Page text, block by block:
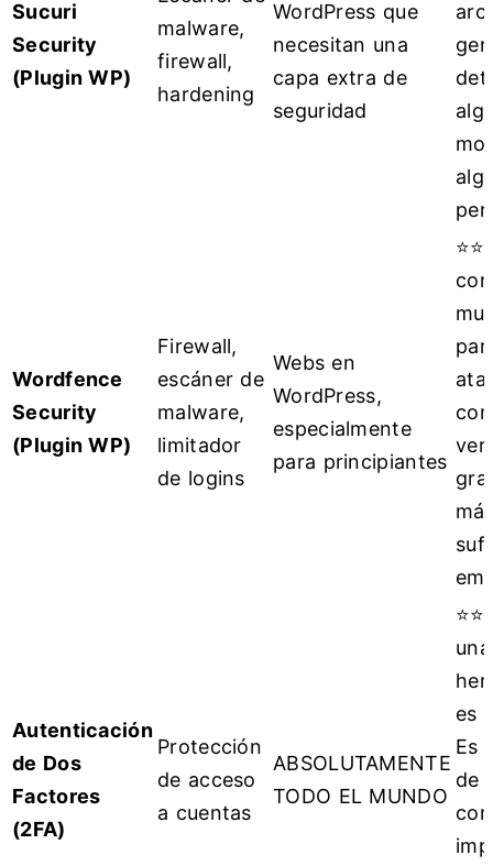
Sucuri
Security
(Plugin WP)
malware,
firewall,
hardening
WordPress que
necesitan una
capa extra de
seguridad
Wordfence
Security
(Plugin WP)
Firewall,
escáner de
malware,
limitador
de logins
Webs en
WordPress,
especialmente
para principiantes
Autenticación
de Dos
Factores
(2FA)
Protección
de acceso
a cuentas
ABSOLUTAMENTE
TODO EL MUNDO
una
es
Es
de